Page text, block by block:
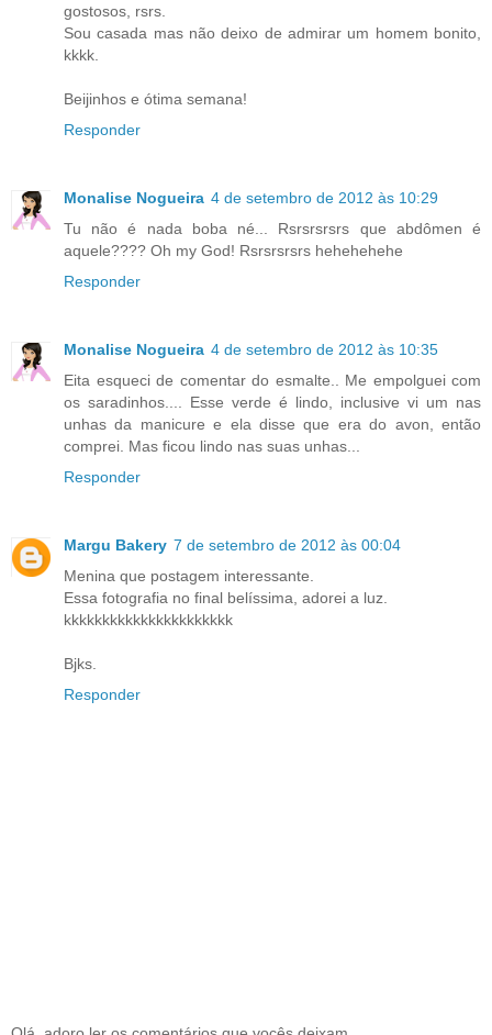
gostosos, rsrs.
Sou casada mas não deixo de admirar um homem bonito,
kkkk.
Beijinhos e ótima semana!
Responder
Monalise Nogueira 4 de setembro de 2012 às 10:29
Tu não é nada boba né... Rsrsrsrsrs que abdômen é
aquele???? Oh my God! Rsrsrsrsrs hehehehehe
Responder
Monalise Nogueira 4 de setembro de 2012 às 10:35
Eita esqueci de comentar do esmalte.. Me empolguei com
os saradinhos.... Esse verde é lindo, inclusive vi um nas
unhas da manicure e ela disse que era do avon, então
comprei. Mas ficou lindo nas suas unhas...
Responder
Margu Bakery 7 de setembro de 2012 às 00:04
Menina que postagem interessante.
Essa fotografia no final belíssima, adorei a luz.
kkkkkkkkkkkkkkkkkkkkkk
Bjks.
Responder